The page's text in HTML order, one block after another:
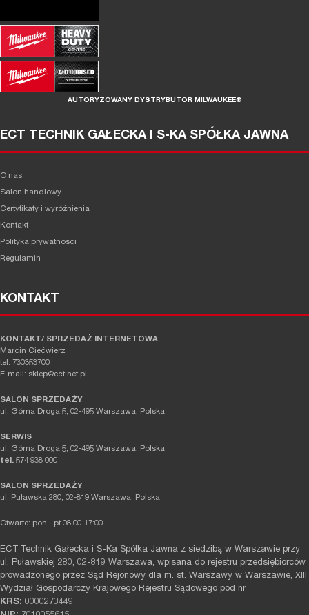
AUTORYZOWANY DYSTRYBUTOR MILWAUKEE®
ECT TECHNIK GAŁECKA I S-KA SPÓŁKA JAWNA
O nas
Salon handlowy
Certyfikaty i wyróżnienia
Kontakt
Polityka prywatności
Regulamin
KONTAKT
KONTAKT/ SPRZEDAŻ INTERNETOWA
Marcin Ciećwierz
tel. 730353700
E-mail: sklep@ect.net.pl
SALON SPRZEDAŻY
ul. Górna Droga 5, 02-495 Warszawa, Polska
SERWIS
ul. Górna Droga 5, 02-495 Warszawa, Polska
tel. 574 938 000
SALON SPRZEDAŻY
ul. Puławska 280, 02-819 Warszawa, Polska
Otwarte: pon - pt 08:00-17:00
ECT Technik Gałecka i S-Ka Spółka Jawna z siedzibą w Warszawie przy
ul. Puławskiej 280, 02-819 Warszawa, wpisana do rejestru przedsiębiorców
prowadzonego przez Sąd Rejonowy dla m. st. Warszawy w Warszawie, XIII
Wydział Gospodarczy Krajowego Rejestru Sądowego pod nr
KRS: 0000273449